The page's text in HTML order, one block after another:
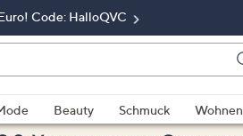
Code: HalloQVC
Beauty Schmuck Wohnen